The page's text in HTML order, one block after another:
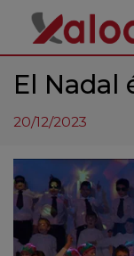
El Nadal
20/12/2023